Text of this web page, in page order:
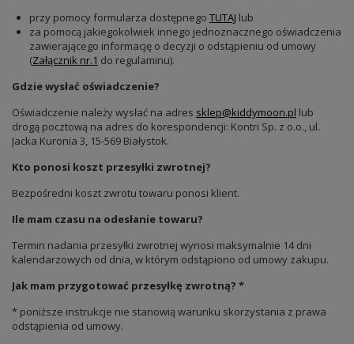
przy pomocy formularza dostępnego TUTAJ lub
za pomocą jakiegokolwiek innego jednoznacznego oświadczenia
zawierającego informację o decyzji o odstąpieniu od umowy
(Załącznik nr.1 do regulaminu).
Gdzie wysłać oświadczenie?
Oświadczenie należy wysłać na adres sklep@kiddymoon.pl lub
drogą pocztową na adres do korespondencji: Kontri Sp. z o.o., ul.
Jacka Kuronia 3, 15-569 Białystok.
Kto ponosi koszt przesyłki zwrotnej?
Bezpośredni koszt zwrotu towaru ponosi klient.
Ile mam czasu na odesłanie towaru?
Termin nadania przesyłki zwrotnej wynosi maksymalnie 14 dni
kalendarzowych od dnia, w którym odstąpiono od umowy zakupu.
Jak mam przygotować przesyłkę zwrotną? *
* poniższe instrukcje nie stanowią warunku skorzystania z prawa
odstąpienia od umowy.